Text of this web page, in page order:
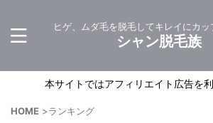
ヒゲ、ムダ毛を脱毛してキレイにカッ
シャン脱毛族
本サイトではアフィリエイト広告を
HOME >ランキング